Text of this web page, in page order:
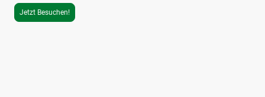
Jetzt Besuchen!